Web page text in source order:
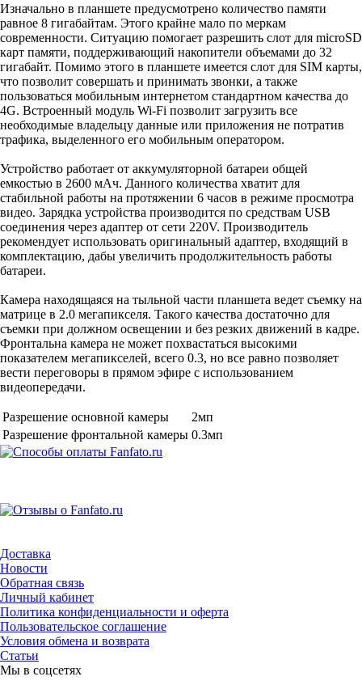
Изначально в планшете предусмотрено количество памяти
равное 8 гигабайтам. Этого крайне мало по меркам
современности. Ситуацию помогает разрешить слот для microSD
карт памяти, поддерживающий накопители объемами до 32
гигабайт. Помимо этого в планшете имеется слот для SIM карты,
что позволит совершать и принимать звонки, а также
пользоваться мобильным интернетом стандартном качества до
4G. Встроенный модуль Wi-Fi позволит загрузить все
необходимые владельцу данные или приложения не потратив
трафика, выделенного его мобильным оператором.
Устройство работает от аккумуляторной батареи общей
емкостью в 2600 мАч. Данного количества хватит для
стабильной работы на протяжении 6 часов в режиме просмотра
видео. Зарядка устройства производится по средствам USB
соединения через адаптер от сети 220V. Производитель
рекомендует использовать оригинальный адаптер, входящий в
комплектацию, дабы увеличить продолжительность работы
батареи.
Камера находящаяся на тыльной части планшета ведет съемку на
матрице в 2.0 мегапикселя. Такого качества достаточно для
съемки при должном освещении и без резких движений в кадре.
Фронтальна камера не может похвастаться высокими
показателем мегапикселей, всего 0.3, но все равно позволяет
вести переговоры в прямом эфире с использованием
видеопередачи.
Разрешение основной камеры
2мп
Разрешение фронтальной камеры 0.3мп
Доставка
Новости
Обратная связь
Личный кабинет
Политика конфиденциальности и оферта
Пользовательское соглашение
Условия обмена и возврата
Статьи
Мы в соцсетях